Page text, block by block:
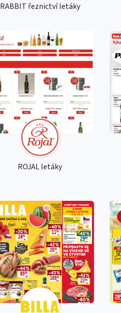
RABBIT řeznictví letáky
ROJAL letáky